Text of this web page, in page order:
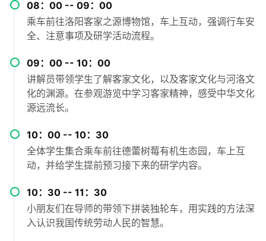
08：00 -- 09：00
乘车前往洛阳客家之源博物馆，车上互动，强调行车安
全、注意事项及研学活动流程。
09：00 -- 10：00
讲解员带领学生了解客家文化，以及客家文化与河洛文
化的渊源。在参观游览中学习客家精神，感受中华文化
源远流长。
10：00 -- 10：30
全体学生集合乘车前往德蕾树莓有机生态园，车上互
动，并给学生提前预习接下来的研学内容。
10：30 -- 11：30
小朋友们在导师的带领下拼装独轮车，用实践的方法深
入认识我国传统劳动人民的智慧。